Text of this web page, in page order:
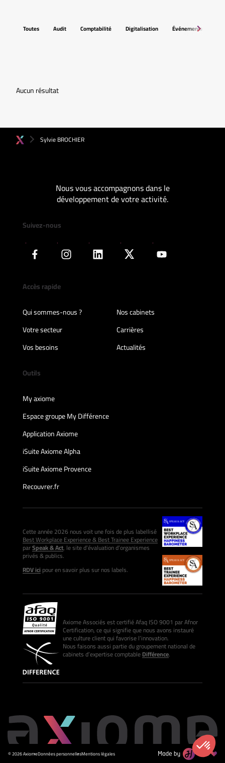
Toutes Audit Comptabilité Digitalisation Événements
Aucun résultat
Sylvie BROCHIER
Nous vous accompagnons dans le
développement de votre activité.
Suivez-nous
Accès rapide
Qui sommes-nous ?
Nos cabinets
Votre secteur
Carrières
Vos besoins
Actualités
Outils
My axiome
Espace groupe My Différence
Application Axiome
iSuite Axiome Alpha
iSuite Axiome Provence
Recouvrer.fr
Cette année 2026 nous voit une fois de plus labellisé
Best Workplace Experience & Best Trainee Experience
parSpeak & Act, le site d’évaluation d’organismes
privés & publics.
RDV icipour en savoir plus sur nos labels.
Axiome Associés est certifié Afaq ISO 9001 par Afnor
Certification, ce qui signifie que nous avons instauré
une culture client qui favorise l’innovation.
Nous faisons aussi partie du groupement national de
cabinets d’expertise comptableDifférence.
© 2026 AxiomeDonnées personnellesMentions légales